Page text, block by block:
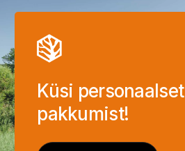
Küsi personaalset
pakkumist!